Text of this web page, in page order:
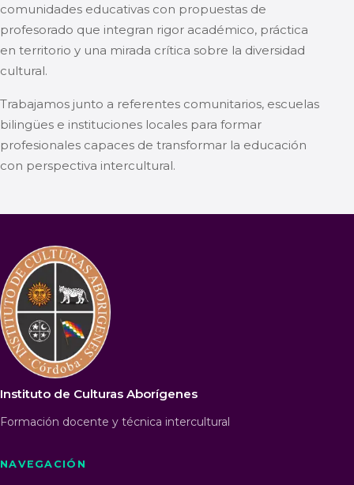
comunidades educativas con propuestas de
profesorado que integran rigor académico, práctica
en territorio y una mirada crítica sobre la diversidad
cultural.
Trabajamos junto a referentes comunitarios, escuelas
bilingües e instituciones locales para formar
profesionales capaces de transformar la educación
con perspectiva intercultural.
Instituto de Culturas Aborígenes
Formación docente y técnica intercultural
NAVEGACIÓN